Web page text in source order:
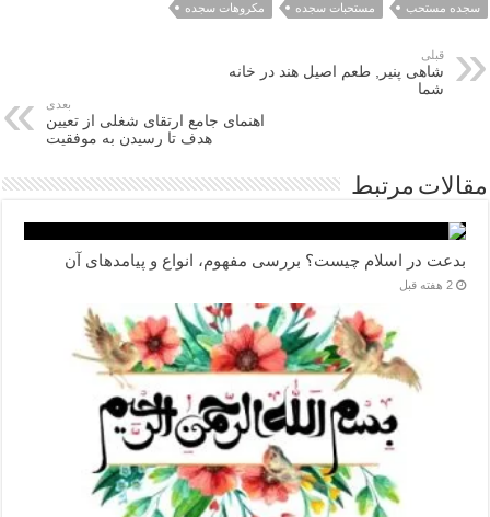
سجده مستحب
مستحبات سجده مکروهات سجده
قبلی
شاهی پنیر, طعم اصیل هند در خانه
شما
بعدی
اهنمای جامع ارتقای شغلی از تعیین
هدف تا رسیدن به موفقیت
مقالات مرتبط
بدعت در اسلام چیست؟ بررسی مفهوم، انواع و پیامدهای آن
2 هفته قبل